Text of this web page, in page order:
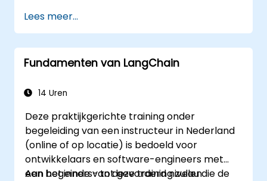
Visualisaties maken met Matplotlib en
andere Python-bibliotheken die zijn
geïntegreerd met LangChain.
LangChain gebruiken voor het genereren
analyse van gegevens.
Lees meer...
Fundamenten van LangChain
14 Uren
Deze praktijkgerichte training onder
begeleiding van een instructeur in Nederland
(online of op locatie) is bedoeld voor
ontwikkelaars en software-engineers met
een beginners- tot gevorderd niveau die de
Aan het einde van deze training zullen